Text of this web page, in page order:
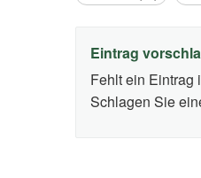
Eintrag
Fehlt ein Eintrag
Schlagen Sie